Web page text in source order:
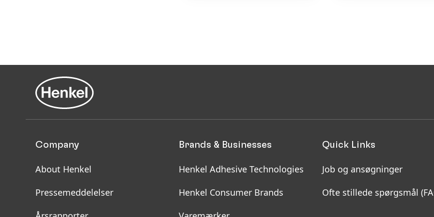
Company
About Henkel
Pressemeddelelser
Brands & Businesses
Henkel Adhesive Technologies
Henkel Consumer Brands
Quick Links
Job og ansøgninger
Ofte stillede spørgsmål